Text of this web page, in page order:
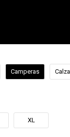
Camperas
XL